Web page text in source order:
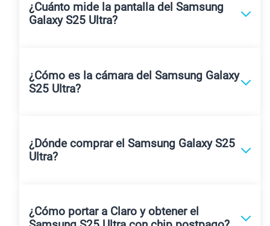
¿Cuánto mide la pantalla del Samsung
Galaxy S25 Ultra?
¿Cómo es la cámara del Samsung Galaxy
S25 Ultra?
¿Dónde comprar el Samsung Galaxy S25
Ultra?
¿Cómo portar a Claro y obtener el